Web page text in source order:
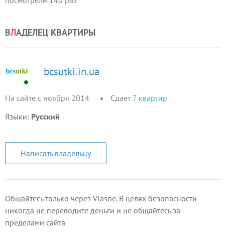
ВЛАДЕЛЕЦ КВАРТИРЫ
bcsutki.in.ua
На сайте с ноября 2014 Сдает 7 квартир
Языки: Русский
Написать владельцу
Общайтесь только через Vlasne. В целях безопасности
никогда не переводите деньги и не общайтесь за
пределами сайта